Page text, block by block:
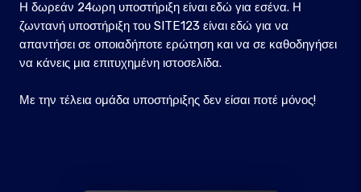
Η δωρεάν 24ωρη υποστήριξη είναι εδώ για εσένα. Η
ζωντανή υποστήριξη του SITE123 είναι εδώ για να
απαντήσει σε οποιαδήποτε ερώτηση και να σε καθοδηγήσει
να κάνεις μια επιτυχημένη ιστοσελίδα.
Με την τέλεια ομάδα υποστήριξης δεν είσαι ποτέ μόνος!